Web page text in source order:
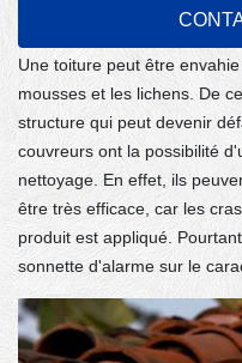
d'une maison
Une toiture peut être
mousses et les lichens. De
structure qui peut devenir
couvreurs ont la possibilité
nettoyage. En effet, ils
être très efficace, car les
produit est appliqué.
sonnette d'alarme sur le